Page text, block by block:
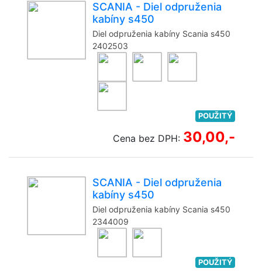
SCANIA - Diel odpruženia
kabíny s450
Diel odpruženia kabíny Scania s450
2402503
POUŽITÝ
Cena bez DPH: 30,00,-
SCANIA - Diel odpruženia
kabíny s450
Diel odpruženia kabíny Scania s450
2344009
POUŽITÝ